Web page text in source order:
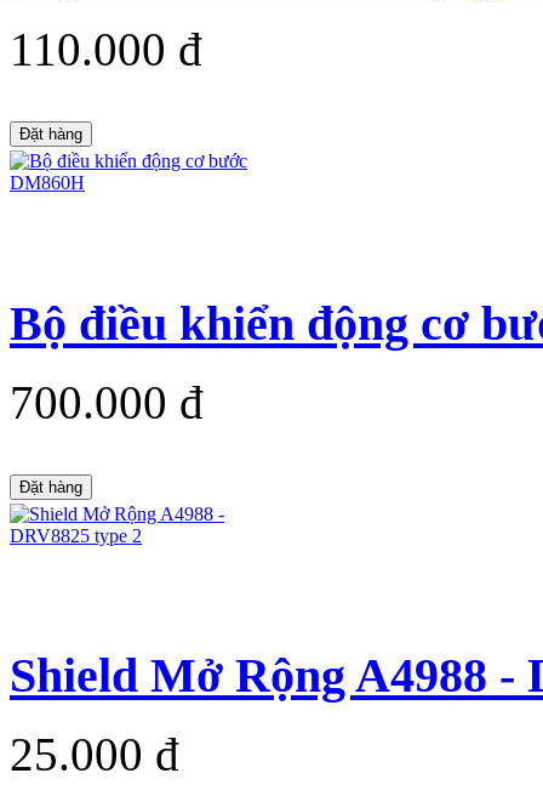
110.000 đ
Đặt hàng
Bộ điều khiển động cơ
700.000 đ
Đặt hàng
Shield Mở Rộng A4988 -
25.000 đ